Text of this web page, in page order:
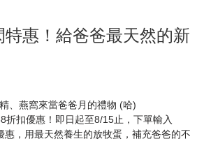
特惠！給爸爸最天然的新
、燕窩來當爸爸月的禮物 (哈)
折扣優惠！即日起至8/15止，下單輸入
惠，用最天然養生的放牧蛋，補充爸爸的不